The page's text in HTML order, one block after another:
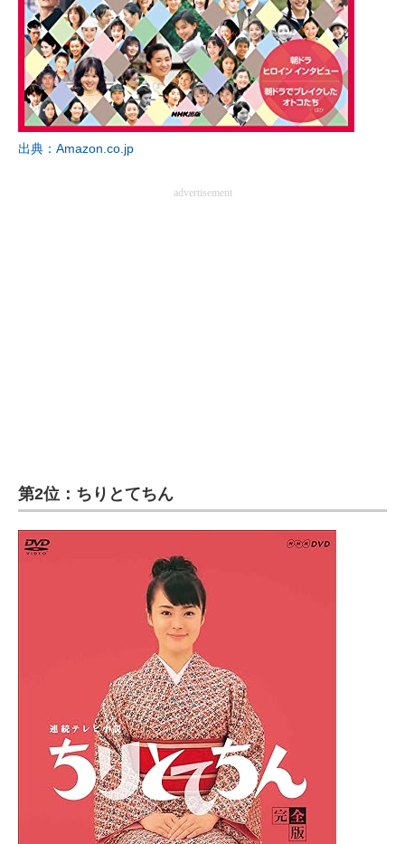
出典：Amazon.co.jp
advertisement
第2位：ちりとてちん